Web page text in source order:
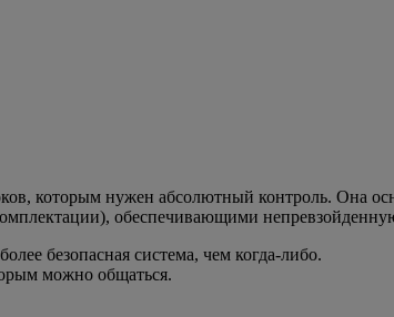
которым нужен абсолютный контроль. Она
обеспечивающими
безопасная система, чем когда-либо.
можно общаться.